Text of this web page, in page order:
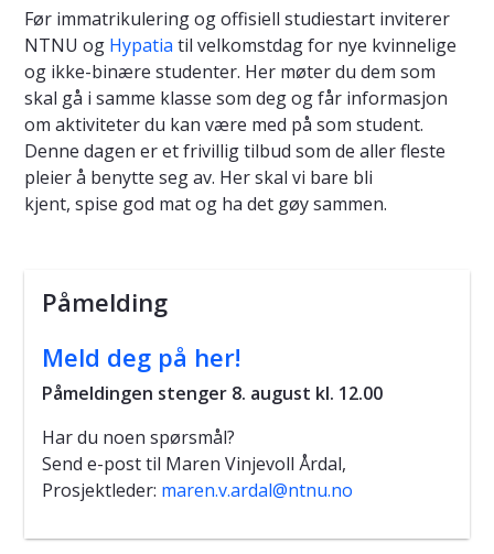
Før immatrikulering og offisiell studiestart inviterer
NTNU og Hypatia til velkomstdag for nye kvinnelige
og ikke-binære studenter. Her møter du dem som
skal gå i samme klasse som deg og får informasjon
om aktiviteter du kan være med på som student.
Denne dagen er et frivillig tilbud som de aller fleste
pleier å benytte seg av. Her skal vi bare bli
kjent, spise god mat og ha det gøy sammen.
Påmelding
Meld deg på her!
Påmeldingen stenger 8. august kl. 12.00
Har du noen spørsmål?
Send e-post til Maren Vinjevoll Årdal,
Prosjektleder: maren.v.ardal@ntnu.no